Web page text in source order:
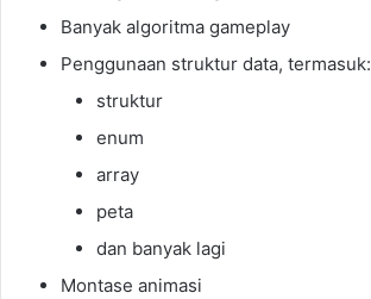
Banyak algoritma gameplay
Penggunaan struktur data, termasuk:
struktur
enum
array
peta
dan banyak lagi
Montase animasi